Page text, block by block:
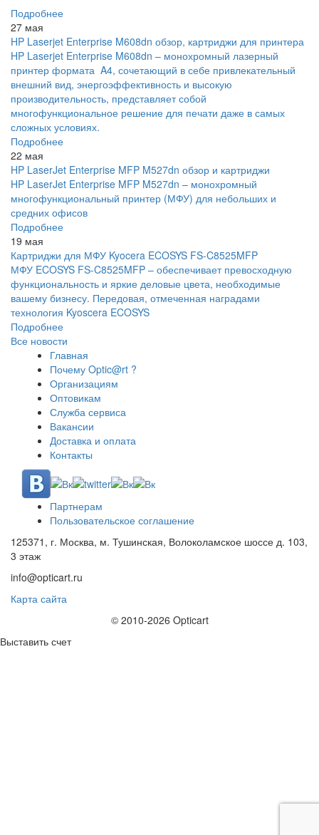
Подробнее
27 мая
HP Laserjet Enterprise M608dn обзор, картриджи для принтера
HP Laserjet Enterprise M608dn – монохромный лазерный
принтер формата A4, сочетающий в себе привлекательный
внешний вид, энергоэффективность и высокую
производительность, представляет собой
многофункциональное решение для печати даже в самых
сложных условиях.
Подробнее
22 мая
HP LaserJet Enterprise MFP M527dn обзор и картриджи
HP LaserJet Enterprise MFP M527dn – монохромный
многофункциональный принтер (МФУ) для небольших и
средних офисов
Подробнее
19 мая
Картриджи для МФУ Kyocera ECOSYS FS-C8525MFP
МФУ ECOSYS FS-C8525MFP – обеспечивает превосходную
функциональность и яркие деловые цвета, необходимые
вашему бизнесу. Передовая, отмеченная наградами
технология Kyoscera ECOSYS
Подробнее
Все новости
Главная
Почему Optic@rt ?
Организациям
Оптовикам
Служба сервиса
Вакансии
Доставка и оплата
Контакты
Партнерам
Пользовательское соглашение
125371, г. Москва, м. Тушинская, Волоколамское шоссе д. 103,
3 этаж
info@opticart.ru
Карта сайта
© 2010-2026 Opticart
Выставить счет